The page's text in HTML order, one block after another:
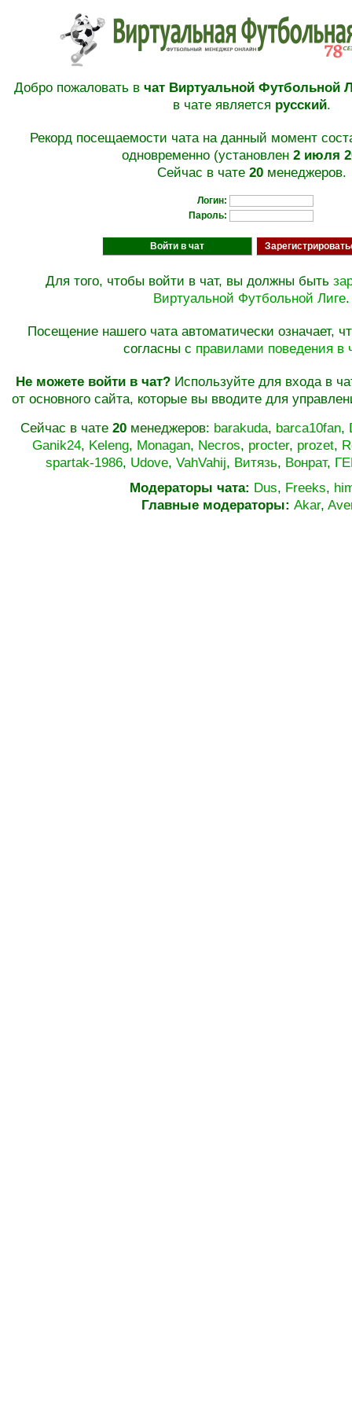
Добро пожаловать в чат Виртуальной Футбольной
в чате является русский.
Рекорд посещаемости чата на данный момент
одновременно (установлен 2 июля
Сейчас в чате 20менеджеров.
Логин:
Пароль:
Для того, чтобы войти в чат, вы должны быть
Виртуальной Футбольной Лиге.
Посещение нашего чата автоматически означает,
согласны с правилами поведения в
Не можете войти в чат? Используйте для входа в
от основного сайта, которые вы вводите для
Сейчас в чате 20менеджеров: barakuda, barca10fan,
Ganik24, Keleng, Monagan, Necros, procter, prozet,
spartak-1986, Udove, VahVahij, Витязь, Вонрат,
Модераторы чата: Dus, Freeks,
Главные модераторы: Akar,